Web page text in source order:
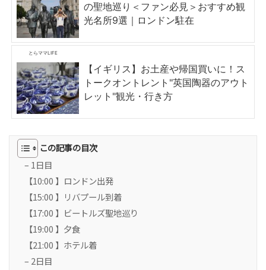
の聖地巡り＜ファン必見＞おすすめ観
光名所9選｜ロンドン駐在
とらママLIFE
【イギリス】お土産や帰国買いに！ス
トークオントレント"英国陶器のアウト
レット"観光・行き方
この記事の目次
– 1日目
【10:00 】ロンドン出発
【15:00 】リバプール到着
【17:00 】ビートルズ聖地巡り
【19:00 】夕食
【21:00 】ホテル着
– 2日目